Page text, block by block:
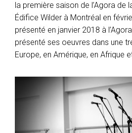
la première saison de l’Agora de
Édifice Wilder à Montréal en
présenté en janvier 2018 à
présenté ses oeuvres dans une
Europe, en Amérique, en Afrique